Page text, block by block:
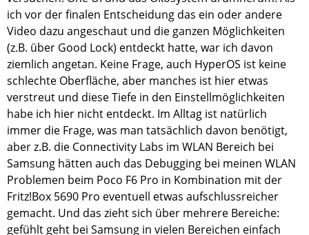
ich vor der finalen Entscheidung das ein oder andere
Video dazu angeschaut und die ganzen Möglichkeiten
(z.B. über Good Lock) entdeckt hatte, war ich davon
ziemlich angetan. Keine Frage, auch HyperOS ist keine
schlechte Oberfläche, aber manches ist hier etwas
verstreut und diese Tiefe in den Einstellmöglichkeiten
habe ich hier nicht entdeckt. Im Alltag ist natürlich
immer die Frage, was man tatsächlich davon benötigt,
aber z.B. die Connectivity Labs im WLAN Bereich bei
Samsung hätten auch das Debugging bei meinen WLAN
Problemen beim Poco F6 Pro in Kombination mit der
Fritz!Box 5690 Pro eventuell etwas aufschlussreicher
gemacht. Und das zieht sich über mehrere Bereiche:
gefühlt geht bei Samsung in vielen Bereichen einfach